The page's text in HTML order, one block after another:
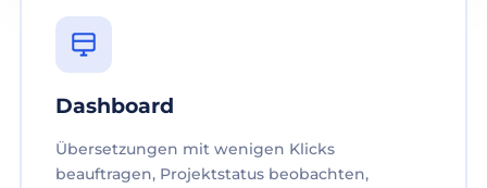
Dashboard
Übersetzungen mit wenigen Klicks
beauftragen, Projektstatus beobachten,